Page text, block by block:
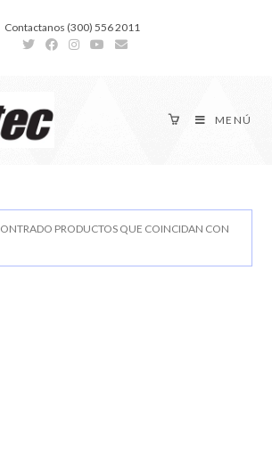
Contactanos (300) 556 2011
MENÚ
PRODUCTOS QUE COINCIDAN CON